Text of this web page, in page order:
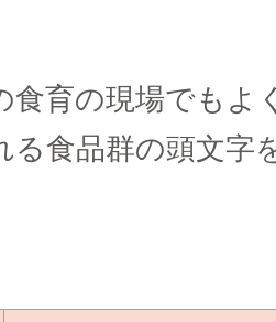
食育の現場でもよ
る食品群の頭文字